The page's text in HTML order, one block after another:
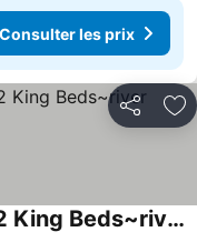
Consulter les prix
Partager
Hundredakre Wood Cabin~2 King Beds~river View~sauna